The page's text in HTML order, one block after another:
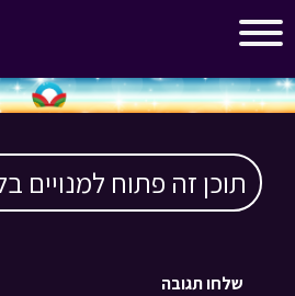
תוכן זה פתוח למנויים
שלחו תגובה